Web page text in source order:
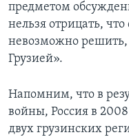
предметом
нельзя отрицать,
невозможно решить,
Грузией».
Напомним, что в
войны, Россия в
двух грузинских